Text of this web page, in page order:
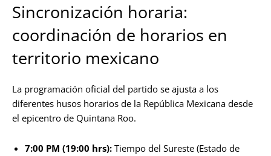
Sincronización horaria:
coordinación de horarios en
territorio mexicano
La programación oficial del partido se ajusta a los
diferentes husos horarios de la República Mexicana desde
el epicentro de Quintana Roo.
7:00 PM (19:00 hrs): Tiempo del Sureste (Estado de